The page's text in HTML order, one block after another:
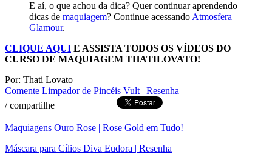
E aí, o que achou da dica? Quer continuar aprendendo
dicas de maquiagem? Continue acessando Atmosfera
Glamour.
CLIQUE AQUI E ASSISTA TODOS OS VÍDEOS DO
CURSO DE MAQUIAGEM THATILOVATO!
Por: Thati Lovato
Comente Limpador de Pincéis Vult | Resenha
/compartilhe
Maquiagens Ouro Rose | Rose Gold em Tudo!
Máscara para Cílios Diva Eudora | Resenha